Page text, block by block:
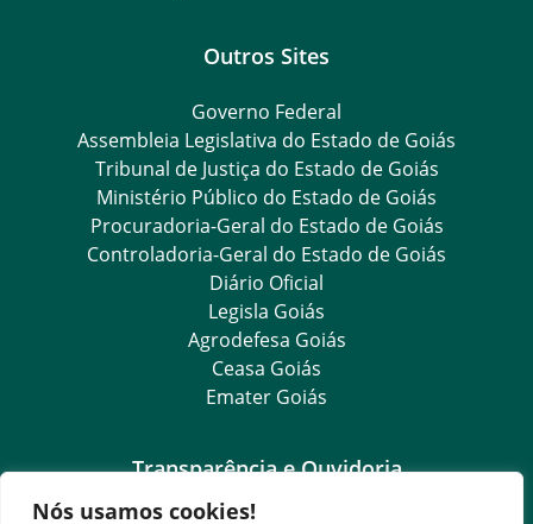
Nós usamos cookies!
Outros Sites
Governo Federal
Assembleia Legislativa do Estado de Goiás
Tribunal de Justiça do Estado de Goiás
Ministério Público do Estado de Goiás
Procuradoria-Geral do Estado de Goiás
Controladoria-Geral do Estado de Goiás
Diário Oficial
Legisla Goiás
Agrodefesa Goiás
Ceasa Goiás
Emater Goiás
Transparência e Ouvidoria